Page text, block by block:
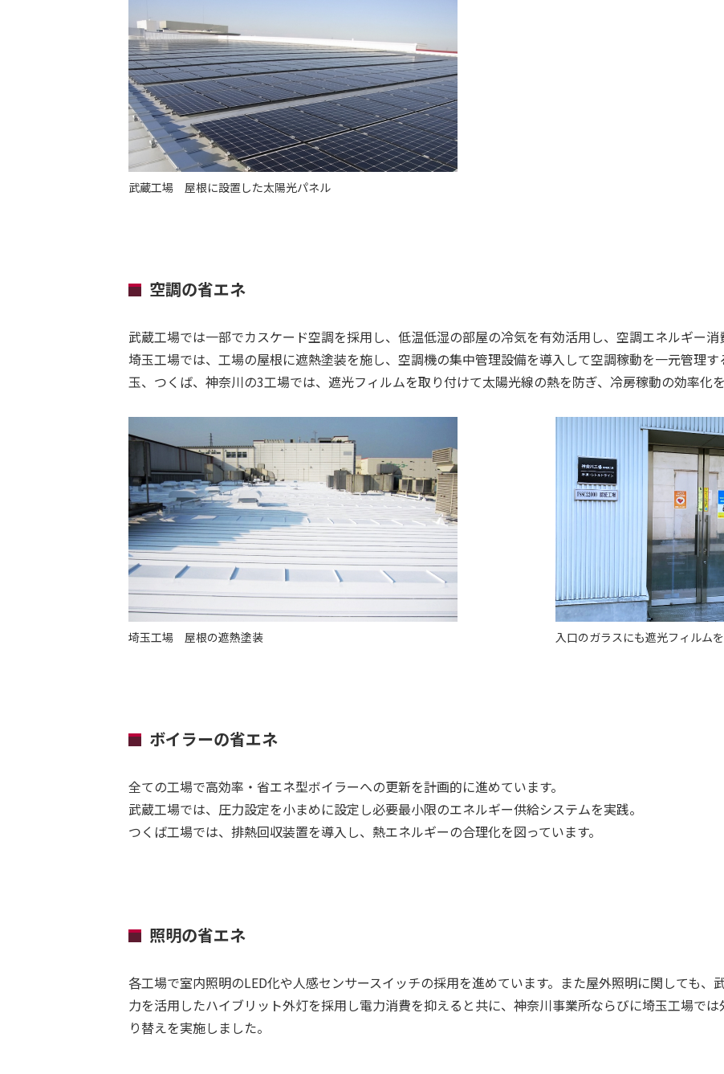
武蔵工場 屋根に設置した太陽光パネル
空調の省エネ
武蔵工場では一部でカスケード空調を採用し、低温低湿の部屋の冷気を有効活用し、空調エネルギー消
埼玉工場では、工場の屋根に遮熱塗装を施し、空調機の集中管理設備を導入して空調稼動を一元管理
玉、つくば、神奈川の3工場では、遮光フィルムを取り付けて太陽光線の熱を防ぎ、冷房稼動の効率化を
埼玉工場 屋根の遮熱塗装 入口のガラスにも遮光フィルム
ボイラーの省エネ
全ての工場で高効率・省エネ型ボイラーへの更新を計画的に進めています。
武蔵工場では、圧力設定を小まめに設定し必要最小限のエネルギー供給システムを実践。
つくば工場では、排熱回収装置を導入し、熱エネルギーの合理化を図っています。
照明の省エネ
各工場で室内照明のLED化や人感センサースイッチの採用を進めています。また屋外照明に関しても、
力を活用したハイブリット外灯を採用し電力消費を抑えると共に、神奈川事業所ならびに埼玉工場で
り替えを実施しました。